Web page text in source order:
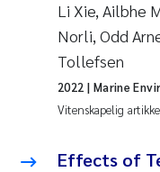
Li Xie, Ailbhe
Norli, Odd
Tollefsen
Vitenskapelig
2022 | Marine
Effects of